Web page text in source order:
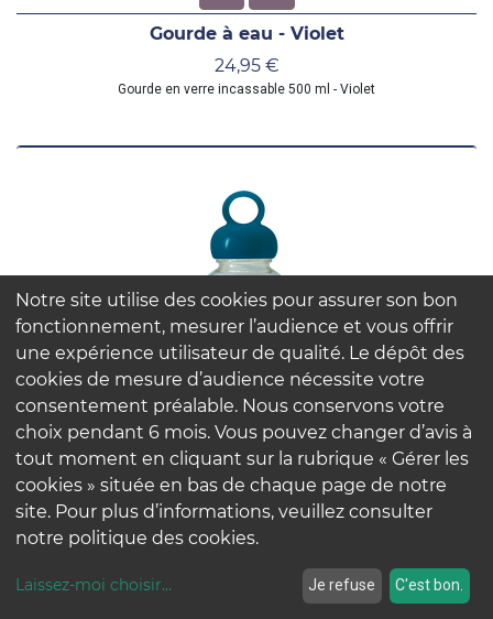
Gourde à eau - Violet
24,95€
Gourde en verre incassable 500 ml - Violet
Gourde à eau - Bleu
Gourde en verre incassable 500ml - Bleu
Notre site utilise des cookies pour assurer son bon
fonctionnement, mesurer l’audience et vous offrir
une expérience utilisateur de qualité. Le dépôt des
cookies de mesure d’audience nécessite votre
consentement préalable. Nous conservons votre
choix pendant 6 mois. Vous pouvez changer d’avis à
tout moment en cliquant sur la rubrique « Gérer les
cookies » située en bas de chaque page de notre
site. Pour plus d’informations, veuillez consulter
notre politique des cookies.
Laissez-moi choisir... Je refuse C'est bon.